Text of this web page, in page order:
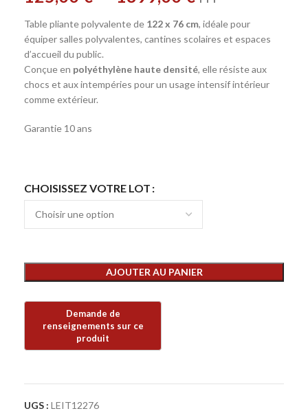
Table pliante polyvalente de 122 x 76 cm, idéale pour
équiper salles polyvalentes, cantines scolaires et espaces
d’accueil du public.
Conçue en polyéthylène haute densité, elle résiste aux
chocs et aux intempéries pour un usage intensif intérieur
comme extérieur.
Garantie 10 ans
CHOISISSEZ VOTRE LOT
AJOUTER AU PANIER
UGS : LEIT12276